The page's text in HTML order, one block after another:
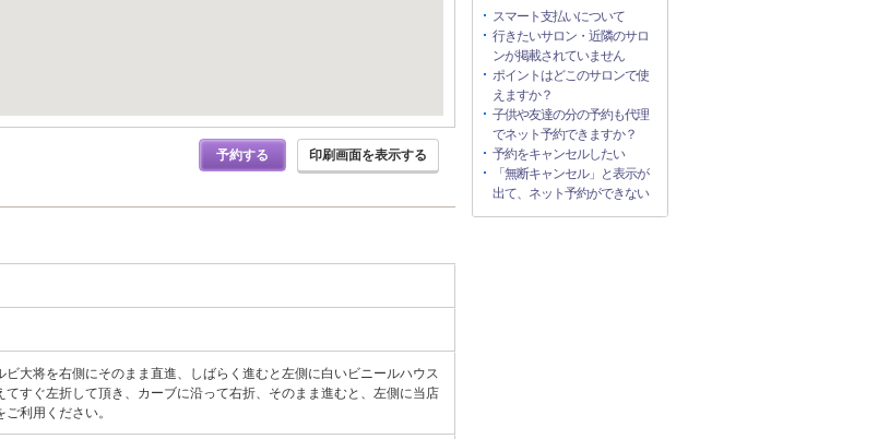
予約する 印刷画面を表示する
大将を右側にそのまま直進、しばらく進むと左側に白いビニールハウス
すぐ左折して頂き、カーブに沿って右折、そのまま進むと、左側に当店
利用ください。
スマート支払いについて
行きたいサロン・近隣のサロ
ンが掲載されていません
ポイントはどこのサロンで使
えますか？
子供や友達の分の予約も代理
でネット予約できますか？
予約をキャンセルしたい
「無断キャンセル」と表示が
出て、ネット予約ができない